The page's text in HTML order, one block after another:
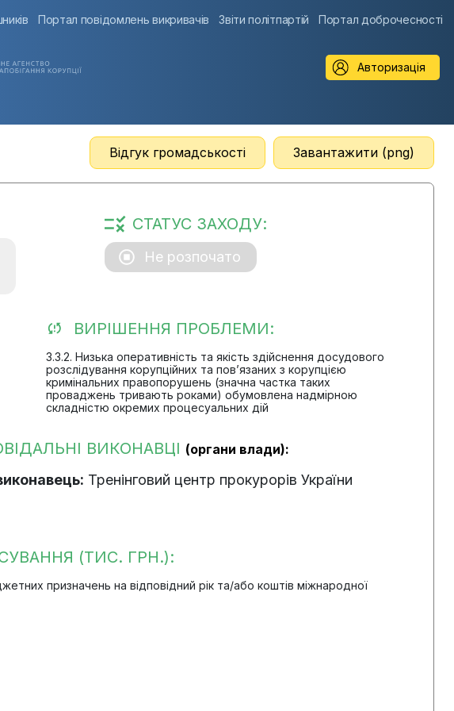
Портал повідомлень викривачів Звіти політпартій Портал доброчесності
Авторизація
Відгук громадськості Завантажити (png)
СТАТУС ЗАХОДУ:
Не розпочато
ВИРІШЕННЯ ПРОБЛЕМИ:
3.3.2. Низька оперативність та якість здійснення досудового
розслідування корупційних та пов’язаних з корупцією
кримінальних правопорушень (значна частка таких
проваджень тривають роками) обумовлена надмірною
складністю окремих процесуальних дій
ВИКОНАВЦІ (органи влади):
Тренінговий центр прокурорів України
(ТИС. ГРН.):
призначень на відповідний рік та/або коштів міжнародної